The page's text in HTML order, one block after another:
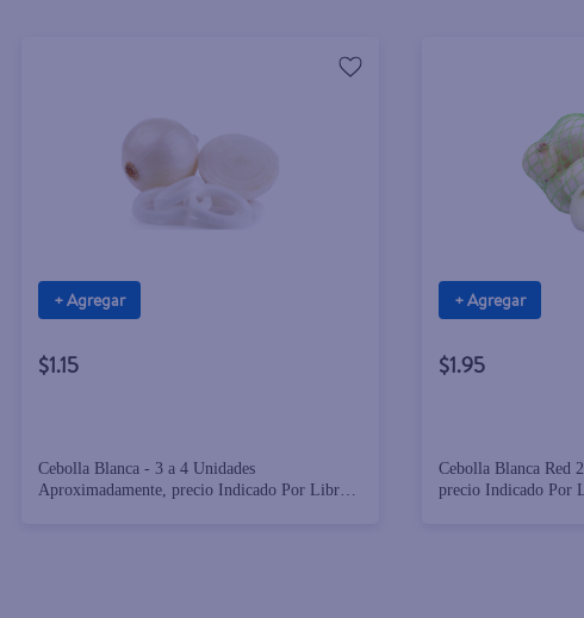
+ Agregar
$1.15
Cebolla Blanca - 3 a 4 Unidades
Aproximadamente, precio Indicado Por Libra
+ Agregar
$1.95
Cebolla Blanca Red
precio Indicado Por